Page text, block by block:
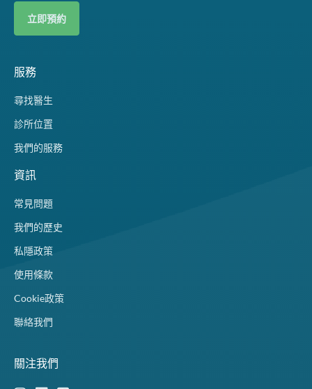
立即預約
服務
尋找醫生
診所位置
我們的服務
資訊
常見問題
我們的歷史
私隱政策
使用條款
Cookie政策
聯絡我們
關注我們